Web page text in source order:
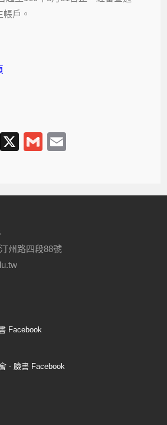
戶。
T
X
G
州路四段88號
Facebook
- 臉書 Facebook